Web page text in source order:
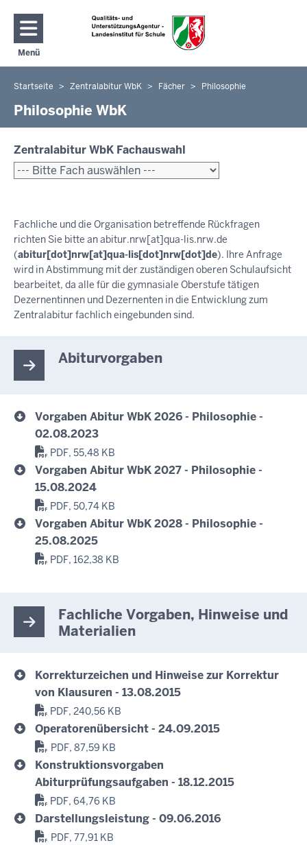
Direkt zum Inhalt
Menü
Navigation aktivieren/deaktivieren: Hauptmenü
Sie
befinden
Startseite Zentralabitur WbK Fächer Philosophie
Philosophie WbK
Zentralabitur WbK Fachauswahl
Fachliche und die Organisation betreffende Rückfragen
richten Sie bitte anabitur.nrw[at]qua-lis.nrw.de
(abitur[dot]nrw[at]qua-lis[dot]nrw[dot]de). Ihre Anfrage
wird in Abstimmung mit der zuständigen oberen Schulaufsicht
bearbeitet, da alle für die gymnasiale Oberstufe tätigen
Dezernentinnen und Dezernenten in die Entwicklung zum
Zentralabitur fachlich eingebunden sind.
Abiturvorgaben
Vorgaben Abitur WbK 2026 - Philosophie -
02.08.2023
PDF, 55,48 KB
Vorgaben Abitur WbK 2027 - Philosophie -
15.08.2024
PDF, 50,74 KB
Vorgaben Abitur WbK 2028 - Philosophie -
25.08.2025
PDF, 162,38 KB
Fachliche Vorgaben, Hinweise und
Materialien
Korrekturzeichen und Hinweise zur Korrektur
von Klausuren - 13.08.2015
PDF, 240,56 KB
Operatorenübersicht - 24.09.2015
PDF, 87,59 KB
Konstruktionsvorgaben
Abiturprüfungsaufgaben - 18.12.2015
PDF, 64,76 KB
Darstellungsleistung - 09.06.2016
PDF, 77,91 KB